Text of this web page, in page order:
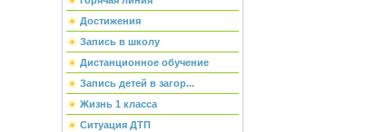
Достижения
Запись в школу
Дистанционное обучение
Запись детей в загор...
Жизнь 1 класса
Ситуация ДТП